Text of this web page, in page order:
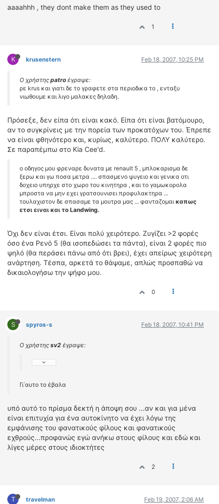
aaaahhh , they dont make them as they used to
1
K krusenstern Feb 18, 2007, 10:25 PM
Ο χρήστης patro έγραψε:
ρε krus και γιατι δε το γραφετε στα περιοδικα το , ενταξυ
νιωθουμε και λιγο μαλακες δηλαδη.
Πρόσεξε, δεν είπα ότι είναι κακό. Είπα ότι είναι βατόμουρο,
αν το συγκρίνεις με την πορεία των προκατόχων του. Έπρεπε
να είναι φθηνότερο και, κυρίως, καλύτερο. ΠΟΛΥ καλύτερο.
Σε παραπέμπω στο Kia Cee'd.
ο οδηγος μου φρεναρε δυνατα με renault 5 , μπλοκαρισμα δε
ξερω και γω ποσα μετρα .... σπασμενο ψυγειο και γενικα οτι
δοχειο υπηρχε στο χωρο του κινητηρα , και το γαμωκορολα
μπροστα να μην εχει γρατσουνισει προφυλακτηρα ...
τουλαχιστον δε σπασαμε τα μουτρα μας ... φανταζομαικαπως
ετσι ειναι και το Landwing.
Όχι δεν είναι έτσι. Είναι πολύ χειρότερο. Ζυγίζει >2 φορές
όσο ένα Ρενό 5 (θα ισοπεδώσει τα πάντα), είναι 2 φορές πιο
ψηλό (θα περάσει πάνω από ότι βρει), έχει απείρως χειρότερη
ανάρτηση. Τέσπα, αρκετά το θάψαμε, απλώς προσπαθώ να
δικαιολογήσω την ψήφο μου.
0
S spyros-s Feb 18, 2007, 10:41 PM
Ο χρήστης sv2 έγραψε:
Γι΄αυτο το έβαλα
υπό αυτό το πρίσμα δεκτή η άποψη σου ...αν και για μένα
είναι επιτυχία για ένα αυτοκίνητο να έχει λόγω της
εμφάνισης του φανατικούς φίλους και φανατικούς
εχθρούς...προφανώς εγώ ανήκω στους φίλους και εδώ και
λίγες μέρες στους ιδιοκτήτες
2
T travelman Feb 19, 2007, 2:06 AM